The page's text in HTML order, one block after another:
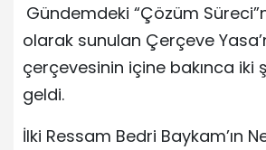
Gündemdeki “Çözüm
olarak sunulan Çerçeve
çerçevesinin içine bakınca iki
geldi.
İlki Ressam Bedri Baykam’ın